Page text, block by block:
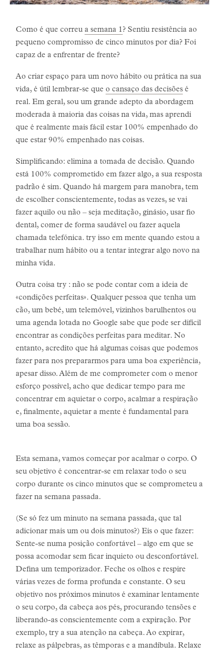
Como é que correu a semana 1? Sentiu resistência ao
pequeno compromisso de cinco minutos por dia? Foi
capaz de a enfrentar de frente?
Ao criar espaço para um novo hábito ou prática na sua
vida, é útil lembrar-se que o cansaço das decisões é
real. Em geral, sou um grande adepto da abordagem
moderada à maioria das coisas na vida, mas aprendi
que é realmente mais fácil estar 100% empenhado do
que estar 90% empenhado nas coisas.
Simplificando: elimina a tomada de decisão. Quando
está 100% comprometido em fazer algo, a sua resposta
padrão é sim. Quando há margem para manobra, tem
de escolher conscientemente, todas as vezes, se vai
fazer aquilo ou não – seja meditação, ginásio, usar fio
dental, comer de forma saudável ou fazer aquela
chamada telefónica. try isso em mente quando estou a
trabalhar num hábito ou a tentar integrar algo novo na
minha vida.
Outra coisa try : não se pode contar com a ideia de
«condições perfeitas». Qualquer pessoa que tenha um
cão, um bebé, um telemóvel, vizinhos barulhentos ou
uma agenda lotada no Google sabe que pode ser difícil
encontrar as condições perfeitas para meditar. No
entanto, acredito que há algumas coisas que podemos
fazer para nos prepararmos para uma boa experiência,
apesar disso. Além de me comprometer com o menor
esforço possível, acho que dedicar tempo para me
concentrar em aquietar o corpo, acalmar a respiração
e, finalmente, aquietar a mente é fundamental para
uma boa sessão.
Esta semana, vamos começar por acalmar o corpo. O
seu objetivo é concentrar-se em relaxar todo o seu
corpo durante os cinco minutos que se comprometeu a
fazer na semana passada.
(Se só fez um minuto na semana passada, que tal
adicionar mais um ou dois minutos?) Eis o que fazer:
Sente-se numa posição confortável – algo em que se
possa acomodar sem ficar inquieto ou desconfortável.
Defina um temporizador. Feche os olhos e respire
várias vezes de forma profunda e constante. O seu
objetivo nos próximos minutos é examinar lentamente
o seu corpo, da cabeça aos pés, procurando tensões e
liberando-as conscientemente com a expiração. Por
exemplo, try a sua atenção na cabeça. Ao expirar,
relaxe as pálpebras, as têmporas e a mandíbula. Relaxe